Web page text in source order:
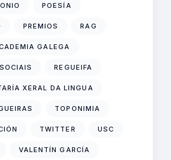
POESÍA
PREMIOS RAG
GALEGA
REGUEIFA
XERAL DA LINGUA
TOPONIMIA
TWITTER USC
VALENTÍN GARCÍA